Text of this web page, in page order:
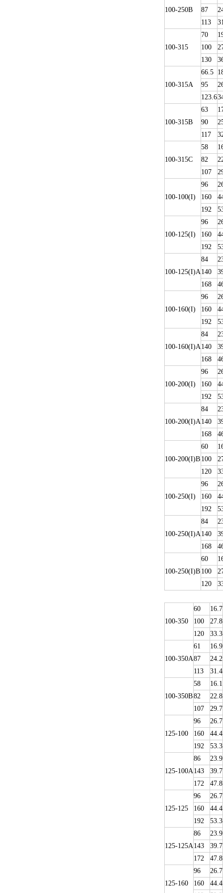
100-250B
87
113
100-315
70
100
130
100-315A
66.5
95
123.6
100-315B
63
90
117
100-315C
58
82
107
100-100(I)
96
160
192
100-125(I)
96
160
192
100-125(I)A
84
140
168
100-160(I)
96
160
192
100-160(I)A
84
140
168
100-200(I)
96
160
192
100-200(I)A
84
140
168
100-200(I)B
60
100
120
100-250(I)
96
160
192
100-250(I)A
84
140
168
100-250(I)B
60
100
120
100-350
60
16.7
100
27.8
120
33.3
100-350A
61
16.9
87
24.2
113
31.4
100-350B
58
16.1
82
22.8
107
29.7
125-100
96
26.7
160
44.4
192
53.3
125-100A
86
23.9
143
39.7
172
47.8
125-125
96
26.7
160
44.4
192
53.3
125-125A
86
23.9
143
39.7
172
47.8
125-160
96
26.7
160
44.4